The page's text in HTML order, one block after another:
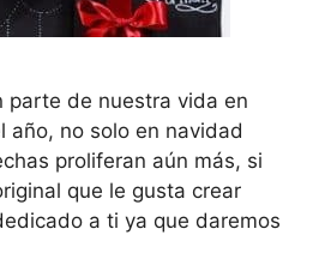
parte de nuestra vida en
año, no solo en navidad
proliferan aún más, si
que le gusta crear
a ti ya que daremos